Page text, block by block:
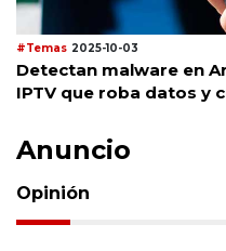
#Temas 2025-10-03
Detectan malware en
IPTV que roba datos y
Anuncio
Opinión